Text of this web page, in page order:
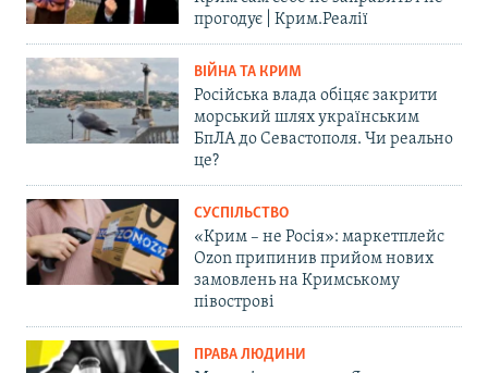
прогодує | Крим.Реалії
ВІЙНА ТА КРИМ
Російська влада обіцяє закрити
морський шлях українським
БпЛА до Севастополя. Чи реально
це?
СУСПІЛЬСТВО
«Крим – не Росія»: маркетплейс
Ozon припинив прийом нових
замовлень на Кримському
півострові
ПРАВА ЛЮДИНИ